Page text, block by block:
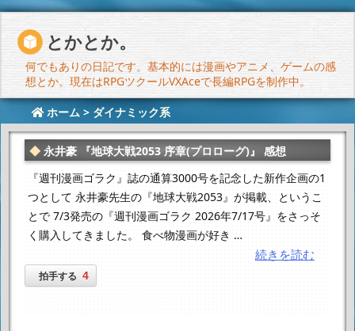
とかとか。
何でもありの日記です。基本的には漫画やアニメ、ゲームの感
想とか。現在はRPGツクールVXAceで長編RPGを制作中。
ホーム > ダイナミック系
永井豪 『地球大戦2053 序章(プロローグ)』 感想
『週刊漫画ゴラク』誌の通算3000号を記念した新作企画の1
つとして 永井豪先生の『地球大戦2053』が掲載、というこ
とで 7/3発売の『週刊漫画ゴラク 2026年7/17号』をさっそ
く購入してきました。 食べ物漫画が好き …
続きを読む
拍手する 4